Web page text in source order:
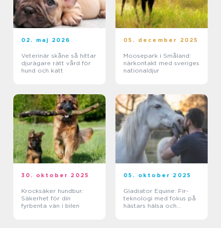
02. maj 2026
Veterinär skåne så hittar
djurägare rätt vård för
hund och katt
05. december 2025
Moosepark i Småland:
närkontakt med sveriges
nationaldjur
30. oktober 2025
Krocksäker hundbur:
Säkerhet för din
fyrbenta vän i bilen
05. oktober 2025
Gladiator Equine: Fir-
teknologi med fokus på
hästars hälsa och